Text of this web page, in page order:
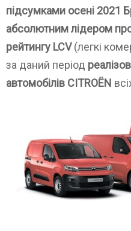
підсумками осені 2021
абсолютним лідером
рейтингу LCV(легкі
за даний період
автомобілів CITROЁN